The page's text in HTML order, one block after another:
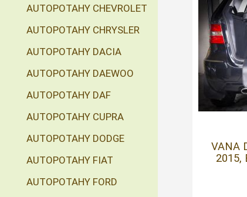
VANA
2015,
AUTOPOTAHY CHEVROLET
AUTOPOTAHY CHRYSLER
AUTOPOTAHY DACIA
AUTOPOTAHY DAEWOO
AUTOPOTAHY DAF
AUTOPOTAHY CUPRA
AUTOPOTAHY DODGE
AUTOPOTAHY FIAT
AUTOPOTAHY FORD